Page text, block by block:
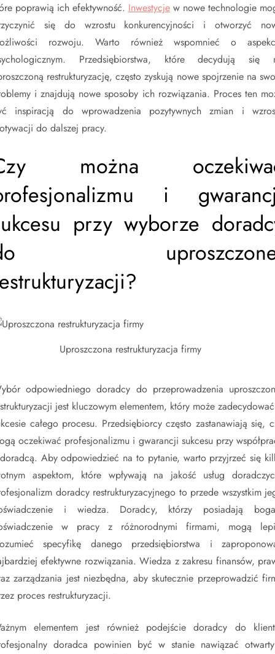
poprawią ich efektywność. Inwestycje w nowe technologie
się do wzrostu konkurencyjności i otworzyć
rozwoju. Warto również wspomnieć o
Przedsiębiorstwa, które decydują się
restrukturyzację, często zyskują nowe spojrzenie na
i znajdują nowe sposoby ich rozwiązania. Proces ten
inspiracją do wprowadzenia pozytywnych zmian i
do dalszej pracy.
można
i
przy wyborze
Uproszczona restrukturyzacja firmy
odpowiedniego doradcy do przeprowadzenia
jest kluczowym elementem, który może
całego procesu. Przedsiębiorcy często zastanawiają się,
oczekiwać profesjonalizmu i gwarancji sukcesu przy
Aby odpowiedzieć na to pytanie, warto przyjrzeć się
aspektom, które wpływają na jakość usług
doradcy restrukturyzacyjnego to przede wszystkim
i wiedza. Doradcy, którzy posiadają
w pracy z różnorodnymi firmami, mogą
specyfikę danego przedsiębiorstwa i
efektywne rozwiązania. Wiedza z zakresu finansów,
zarządzania jest niezbędna, aby skutecznie przeprowadzić
proces restrukturyzacji.
elementem jest również podejście doradcy do
doradca powinien być w stanie nawiązać